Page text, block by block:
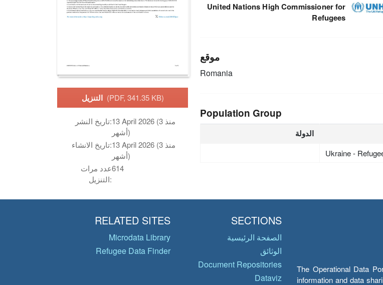
التنزيل (PDF, 341.35 KB)
تاريخ النشر:13 April 2026 (منذ 3
أشهر)
تاريخ الانشاء:13 April 2026 (منذ 3
أشهر)
عدد مرات
التنزيل:
614
United Nations High Commissioner for
Refugees
موقع
Romania
Population Group
الدولة
Ukraine -
The Operational Data
information and data
SECTIONS
الصفحة الرئيسية
الوثائق
Document Repositories
Dataviz
RELATED SITES
Microdata Library
Refugee Data Finder